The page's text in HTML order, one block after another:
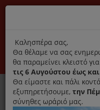
Αποκλειστικά γνήσια
Σύνδεση
title
Καλησπέρα σας,
Θα θέλαμε να σας
θα παραμείνει κλειστό
τις 6 Αυγούστου έως
Θα είμαστε και πάλι
εξυπηρετήσουμε, την
σύνηθες ωράριό μας.